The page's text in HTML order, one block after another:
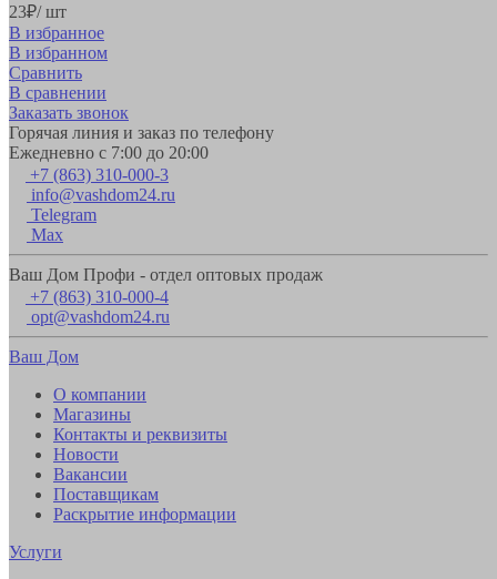
23₽/ шт
В избранное
В избранном
Сравнить
В сравнении
Заказать звонок
Горячая линия и заказ по телефону
Ежедневно с 7:00 до 20:00
+7 (863) 310-000-3
info@vashdom24.ru
Telegram
Max
Ваш Дом Профи - отдел оптовых продаж
+7 (863) 310-000-4
opt@vashdom24.ru
Ваш Дом
О компании
Магазины
Контакты и реквизиты
Новости
Вакансии
Поставщикам
Раскрытие информации
Услуги